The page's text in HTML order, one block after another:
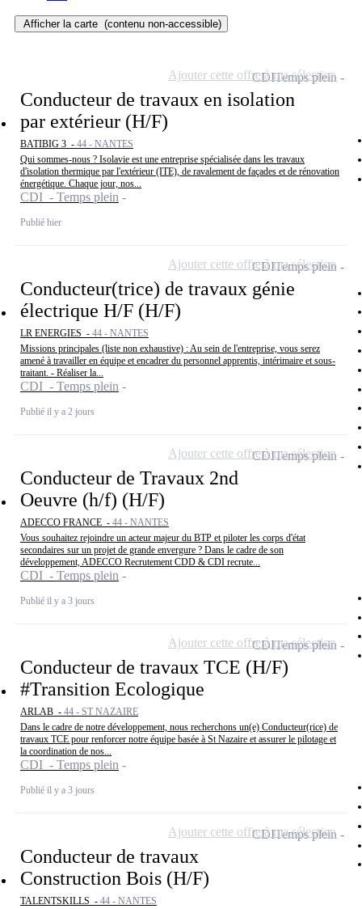
Afficher la carte (contenu non-accessible)
Conducteur de travaux en isolation
par extérieur (H/F)
BATIBIG 3 - 44 - NANTES
Qui sommes-nous ? Isolavie est une entreprise spécialisée dans les travaux
d'isolation thermique par l'extérieur (ITE), de ravalement de façades et de rénovation
énergétique. Chaque jour, nos...
CDI - Temps plein
Publié hier
CDITemps plein
Ajouter cette offre à ma sélection
Conducteur(trice) de travaux génie
électrique H/F (H/F)
LR ENERGIES - 44 - NANTES
Missions principales (liste non exhaustive) : Au sein de l'entreprise, vous serez
amené à travailler en équipe et encadrer du personnel apprentis, intérimaire et sous-
traitant. - Réaliser la...
CDI - Temps plein
Publié il y a 2 jours
CDITemps plein
Ajouter cette offre à ma sélection
Conducteur de Travaux 2nd
Oeuvre (h/f) (H/F)
ADECCO FRANCE - 44 - NANTES
Vous souhaitez rejoindre un acteur majeur du BTP et piloter les corps d'état
secondaires sur un projet de grande envergure ? Dans le cadre de son
développement, ADECCO Recrutement CDD & CDI recrute...
CDI - Temps plein
Publié il y a 3 jours
CDITemps plein
Ajouter cette offre à ma sélection
Conducteur de travaux TCE (H/F)
#Transition Ecologique
ARLAB - 44 - ST NAZAIRE
Dans le cadre de notre développement, nous recherchons un(e) Conducteur(rice) de
travaux TCE pour renforcer notre équipe basée à St Nazaire et assurer le pilotage et
la coordination de nos...
CDI - Temps plein
Publié il y a 3 jours
CDITemps plein
Ajouter cette offre à ma sélection
Conducteur de travaux
Construction Bois (H/F)
TALENTSKILLS - 44 - NANTES
CDITemps plein
Ajouter cette offre à ma sélection